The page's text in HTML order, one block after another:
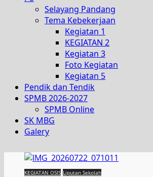
Selayang Pandang
Tema Kebekerjaan
Kegiatan 1
KEGIATAN 2
Kegiatan 3
Foto Kegiatan
Kegiatan 5
Pendik dan Tendik
SPMB 2026-2027
SPMB Online
SK MBG
Galery
KEGIATAN OSIS Liputan Sekolah